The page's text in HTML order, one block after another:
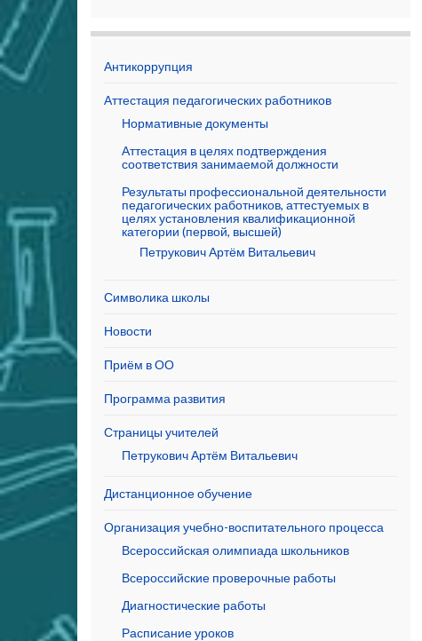
Антикоррупция
Аттестация педагогических работников
Нормативные документы
Аттестация в целях подтверждения
соответствия занимаемой должности
Результаты профессиональной деятельности
педагогических работников, аттестуемых в
целях установления квалификационной
категории (первой, высшей)
Петрукович Артём Витальевич
Символика школы
Новости
Приём в ОО
Программа развития
Страницы учителей
Петрукович Артём Витальевич
Дистанционное обучение
Организация учебно-воспитательного процесса
Всероссийская олимпиада школьников
Всероссийские проверочные работы
Диагностические работы
Расписание уроков